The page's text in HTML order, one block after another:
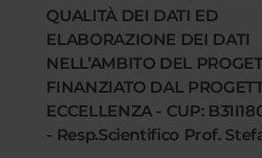
QUALITÀ DEI DATI ED
ELABORAZIONE DEI DATI
NELL’AMBITO DEL
FINANZIATO DAL
ECCELLENZA - CUP:
- Resp.Scientifico Prof.